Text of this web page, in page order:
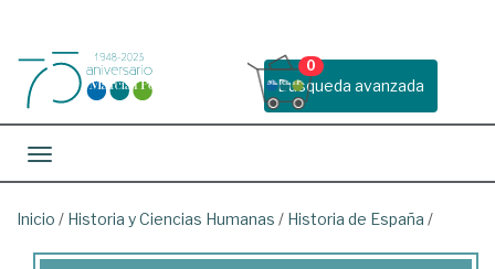
Busqueda avanzada
0
Toggle navigation
Inicio / Historia y Ciencias Humanas / Historia de España /